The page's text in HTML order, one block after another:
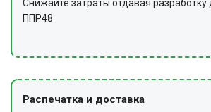
Снижайте затраты отдавая разработку
ППР48
Распечатка и доставка